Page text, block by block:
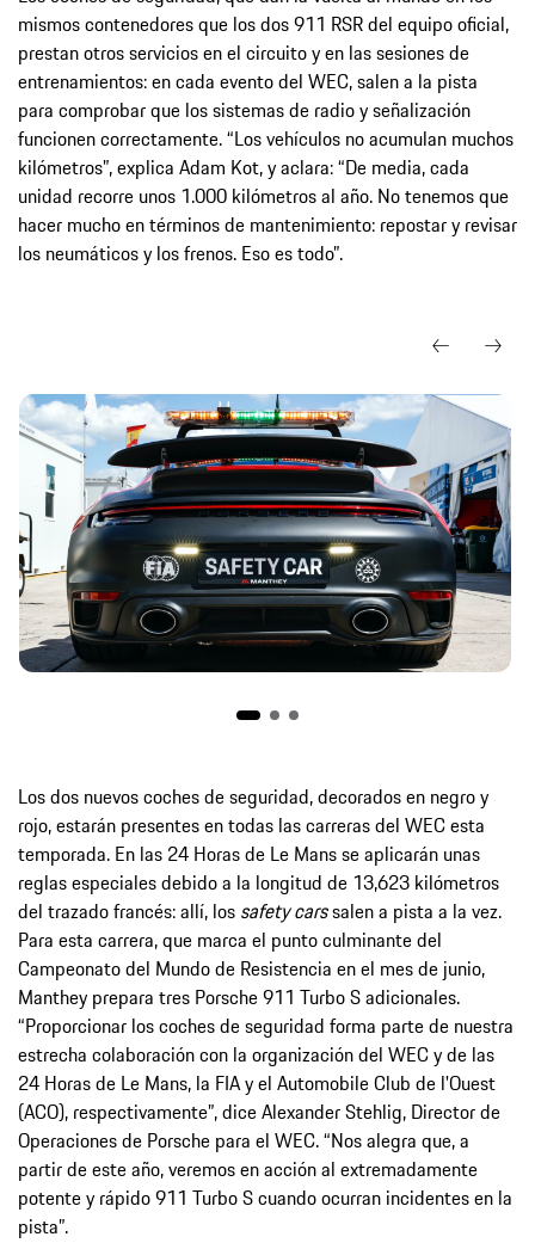
mismos contenedores que los dos 911 RSR del equipo oficial,
prestan otros servicios en el circuito y en las sesiones de
entrenamientos: en cada evento del WEC, salen a la pista
para comprobar que los sistemas de radio y señalización
funcionen correctamente. “Los vehículos no acumulan muchos
kilómetros”, explica Adam Kot, y aclara: “De media, cada
unidad recorre unos 1.000 kilómetros al año. No tenemos que
hacer mucho en términos de mantenimiento: repostar y revisar
los neumáticos y los frenos. Eso es todo”.
Los dos nuevos coches de seguridad, decorados en negro y
rojo, estarán presentes en todas las carreras del WEC esta
temporada. En las 24 Horas de Le Mans se aplicarán unas
reglas especiales debido a la longitud de 13,623 kilómetros
del trazado francés: allí, los safety carssalen a pista a la vez.
Para esta carrera, que marca el punto culminante del
Campeonato del Mundo de Resistencia en el mes de junio,
Manthey prepara tres Porsche 911 Turbo S adicionales.
“Proporcionar los coches de seguridad forma parte de nuestra
estrecha colaboración con la organización del WEC y de las
24 Horas de Le Mans, la FIA y el Automobile Club de l'Ouest
(ACO), respectivamente”, dice Alexander Stehlig, Director de
Operaciones de Porsche para el WEC. “Nos alegra que, a
partir de este año, veremos en acción al extremadamente
potente y rápido 911 Turbo S cuando ocurran incidentes en la
pista”.